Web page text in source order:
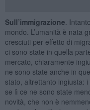
Sull’immigrazione .
mondo. L’umanità è nata
cresciuti per effetto di
ci sono state in quella
mercato, chiaramente
ne sono state anche in
stato, altrettanto ingiusta:
se lì ce ne sono state
novità, che non è